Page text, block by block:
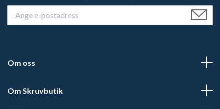
Om oss
Om Skruvbutik